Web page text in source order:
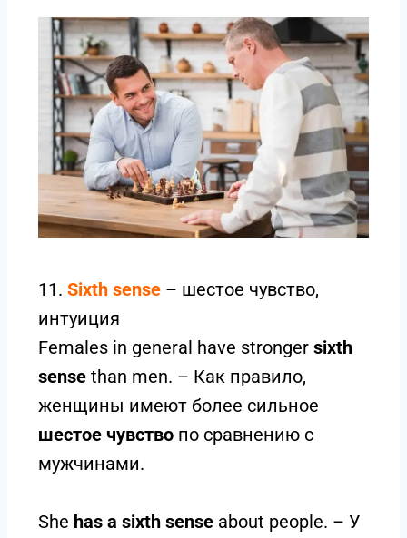
11. Sixth sense – шестое чувство,
интуиция
Females in general have stronger sixth
sense than men. – Как правило,
женщины имеют более сильное
шестое чувство по сравнению с
мужчинами.
She has a sixth sense about people. – У